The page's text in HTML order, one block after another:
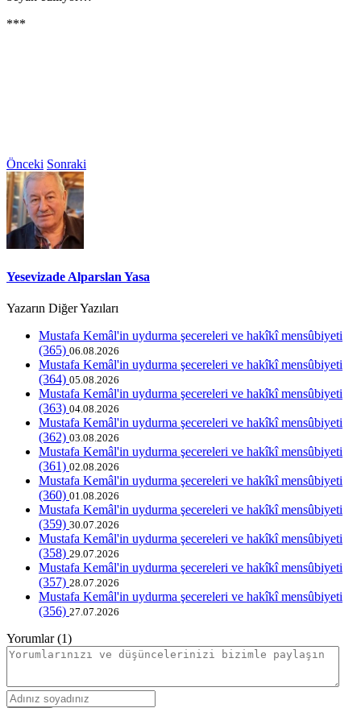
***
Önceki Sonraki
Yesevizade Alparslan Yasa
Yazarın Diğer Yazıları
Mustafa Kemâl'in uydurma şecereleri ve hakîkî mensûbiyeti
(365) 06.08.2026
Mustafa Kemâl'in uydurma şecereleri ve hakîkî mensûbiyeti
(364) 05.08.2026
Mustafa Kemâl'in uydurma şecereleri ve hakîkî mensûbiyeti
(363) 04.08.2026
Mustafa Kemâl'in uydurma şecereleri ve hakîkî mensûbiyeti
(362) 03.08.2026
Mustafa Kemâl'in uydurma şecereleri ve hakîkî mensûbiyeti
(361) 02.08.2026
Mustafa Kemâl'in uydurma şecereleri ve hakîkî mensûbiyeti
(360) 01.08.2026
Mustafa Kemâl'in uydurma şecereleri ve hakîkî mensûbiyeti
(359) 30.07.2026
Mustafa Kemâl'in uydurma şecereleri ve hakîkî mensûbiyeti
(358) 29.07.2026
Mustafa Kemâl'in uydurma şecereleri ve hakîkî mensûbiyeti
(357) 28.07.2026
Mustafa Kemâl'in uydurma şecereleri ve hakîkî mensûbiyeti
(356) 27.07.2026
Yorumlar (1)